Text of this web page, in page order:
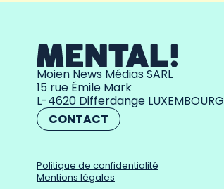
Moien News Médias SARL
15 rue Émile Mark
L-4620 Differdange LUXEMBOURG
CONTACT
Politique de confidentialité
Mentions légales